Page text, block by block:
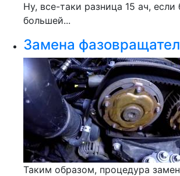
Ну, все-таки разница 15 ач,
большей...
Замена
Таким образом, процедура